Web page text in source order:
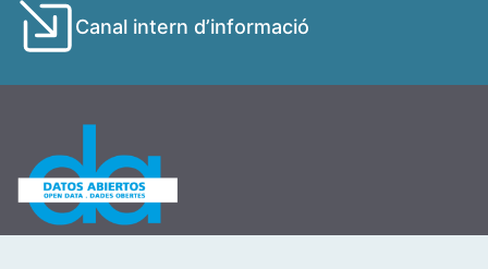
Canal intern d’informació